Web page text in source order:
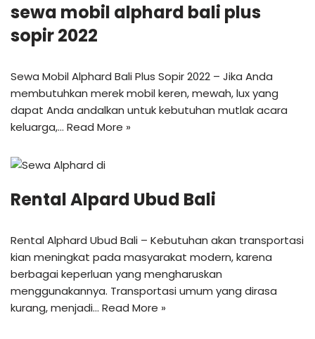
sewa mobil alphard bali plus
sopir 2022
Sewa Mobil Alphard Bali Plus Sopir 2022 – Jika Anda
membutuhkan merek mobil keren, mewah, lux yang
dapat Anda andalkan untuk kebutuhan mutlak acara
keluarga,… Read More »
Rental Alpard Ubud Bali
Rental Alphard Ubud Bali – Kebutuhan akan transportasi
kian meningkat pada masyarakat modern, karena
berbagai keperluan yang mengharuskan
menggunakannya. Transportasi umum yang dirasa
kurang, menjadi… Read More »